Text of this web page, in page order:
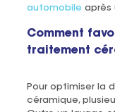
automobile après
Comment
traitement
Pour optimiser la
céramique,